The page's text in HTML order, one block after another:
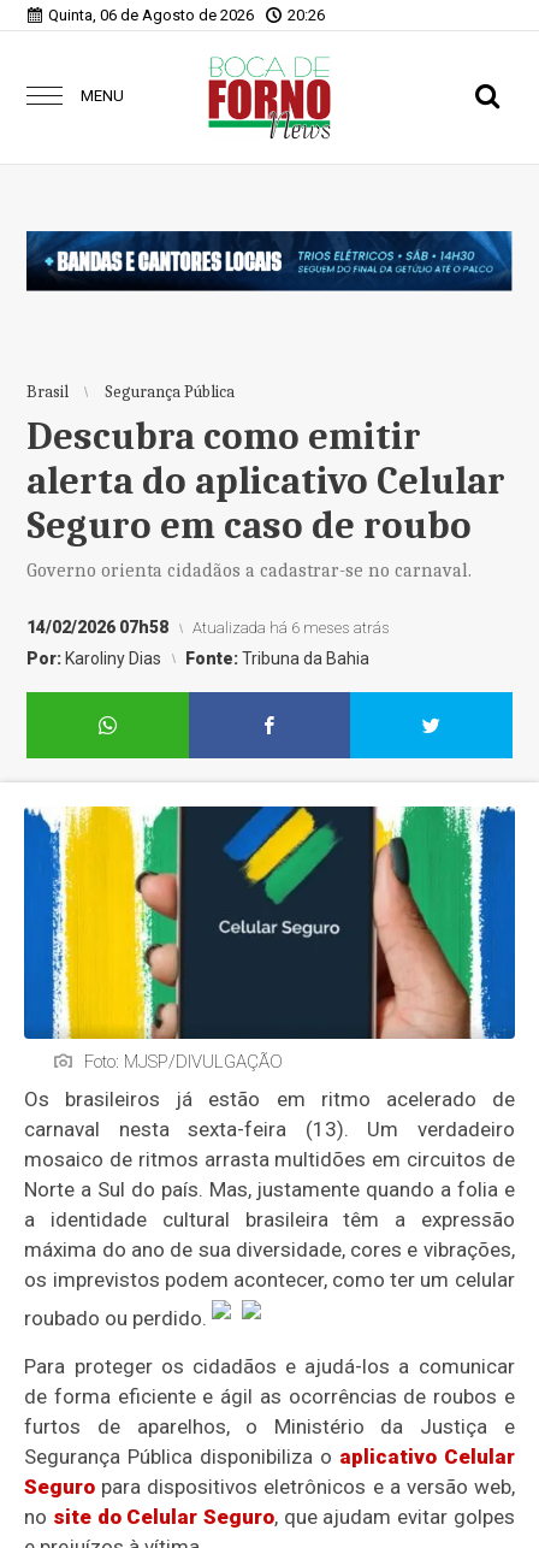
Quinta, 06 de Agosto de 2026 20:26
MENU
Brasil Segurança Pública
Descubra como emitir
alerta do aplicativo Celular
Seguro em caso de roubo
Governo orienta cidadãos a cadastrar-se no carnaval.
14/02/2026 07h58 Atualizada há 6 meses atrás
Por: Karoliny Dias Fonte:Tribuna da Bahia
Foto: MJSP/DIVULGAÇÃO
Os brasileiros já estão em ritmo acelerado de
carnaval nesta sexta-feira (13). Um verdadeiro
mosaico de ritmos arrasta multidões em circuitos de
Norte a Sul do país. Mas, justamente quando a folia e
a identidade cultural brasileira têm a expressão
máxima do ano de sua diversidade, cores e vibrações,
os imprevistos podem acontecer, como ter um celular
roubado ou perdido.
Para proteger os cidadãos e ajudá-los a comunicar
de forma eficiente e ágil as ocorrências de roubos e
furtos de aparelhos, o Ministério da Justiça e
Segurança Pública disponibiliza o aplicativo Celular
Seguro para dispositivos eletrônicos e a versão web,
no site do Celular Seguro, que ajudam evitar golpes